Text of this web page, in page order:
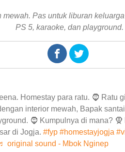
Pas untuk liburan
PS 5, karaoke, dan playground.
Homestay para ratu. 🧔 Ratu
interior mewah, Bapak
🧔 Kumpulnya di mana?
di Jogja. #fyp #homestayjogja
original sound - Mbok Nginep